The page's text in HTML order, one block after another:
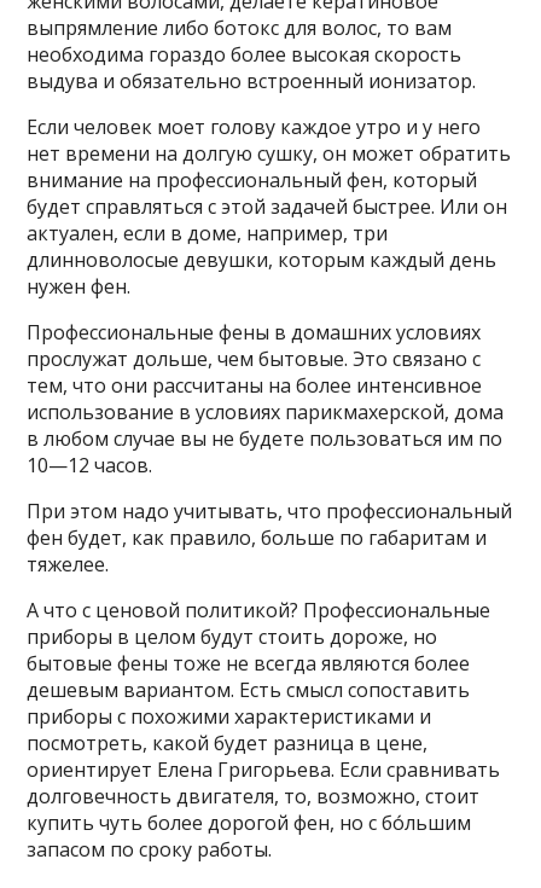
выпрямление либо ботокс для волос, то вам
необходима гораздо более высокая скорость
выдува и обязательно встроенный ионизатор.
Если человек моет голову каждое утро и у него
нет времени на долгую сушку, он может обратить
внимание на профессиональный фен, который
будет справляться с этой задачей быстрее. Или он
актуален, если в доме, например, три
длинноволосые девушки, которым каждый день
нужен фен.
Профессиональные фены в домашних условиях
прослужат дольше, чем бытовые. Это связано с
тем, что они рассчитаны на более интенсивное
использование в условиях парикмахерской, дома
в любом случае вы не будете пользоваться им по
10—12 часов.
При этом надо учитывать, что профессиональный
фен будет, как правило, больше по габаритам и
тяжелее.
А что с ценовой политикой? Профессиональные
приборы в целом будут стоить дороже, но
бытовые фены тоже не всегда являются более
дешевым вариантом. Есть смысл сопоставить
приборы с похожими характеристиками и
посмотреть, какой будет разница в цене,
ориентирует Елена Григорьева. Если сравнивать
долговечность двигателя, то, возможно, стоит
купить чуть более дорогой фен, но с бо́льшим
запасом по сроку работы.